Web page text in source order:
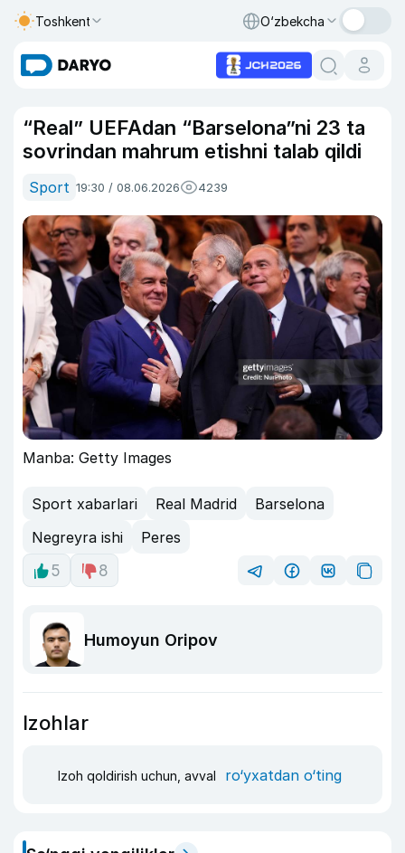
Toshkent O‘zbekcha
“Real” UEFAdan “Barselona”ni 23 ta
sovrindan mahrum etishni talab qildi
Sport 19:30 / 08.06.2026 4239
Manba: Getty Images
Sport xabarlari Real Madrid
Barselona
Negreyra ishi
Peres
5
8
Humoyun Oripov
Izohlar
Izoh qoldirish uchun, avval ro‘yxatdan o‘ting